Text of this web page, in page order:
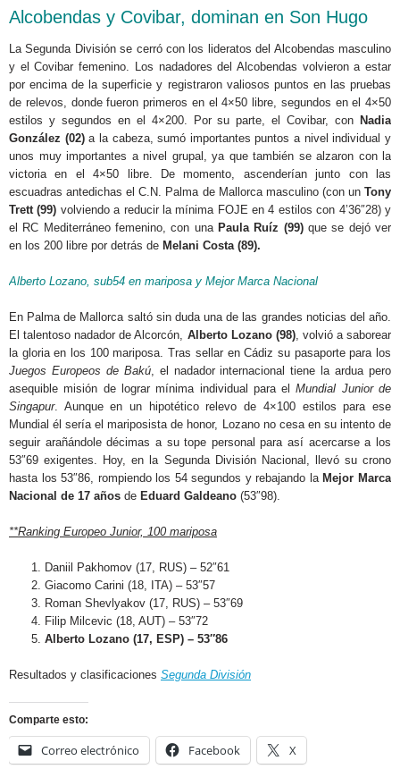
Alcobendas y Covibar, dominan en Son Hugo
La Segunda División se cerró con los lideratos del Alcobendas masculino
y el Covibar femenino. Los nadadores del Alcobendas volvieron a estar
por encima de la superficie y registraron valiosos puntos en las pruebas
de relevos, donde fueron primeros en el 4×50 libre, segundos en el 4×50
estilos y segundos en el 4×200. Por su parte, el Covibar, con Nadia
González (02)a la cabeza, sumó importantes puntos a nivel individual y
unos muy importantes a nivel grupal, ya que también se alzaron con la
victoria en el 4×50 libre. De momento, ascenderían junto con las
escuadras antedichas el C.N. Palma de Mallorca masculino (con un Tony
Trett (99) volviendo a reducir la mínima FOJE en 4 estilos con 4’36″28) y
el RC Mediterráneo femenino, con unaPaula Ruíz (99)que se dejó ver
en los 200 libre por detrás de Melani Costa (89).
Alberto Lozano, sub54 en mariposa y Mejor Marca Nacional
En Palma de Mallorca saltó sin duda una de las grandes noticias del año.
El talentoso nadador de Alcorcón, Alberto Lozano (98), volvió a saborear
la gloria en los 100 mariposa. Tras sellar en Cádiz su pasaporte para los
Juegos Europeos de Bakú, el nadador internacional tiene la ardua pero
asequible misión de lograr mínima individual para elMundial Junior de
Singapur. Aunque en un hipotético relevo de 4×100 estilos para ese
Mundial él sería el mariposista de honor, Lozano no cesa en su intento de
seguir arañándole décimas a su tope personal para así acercarse a los
53″69 exigentes. Hoy, en la Segunda División Nacional, llevó su crono
hasta los 53″86, rompiendo los 54 segundos y rebajando la Mejor Marca
Nacional de 17 años de Eduard Galdeano (53″98).
**Ranking Europeo Junior, 100 mariposa
Daniil Pakhomov (17, RUS) – 52″61
Giacomo Carini (18, ITA) – 53″57
Roman Shevlyakov (17, RUS) – 53″69
Filip Milcevic (18, AUT) – 53″72
Alberto Lozano (17, ESP) – 53″86
Resultados y clasificaciones Segunda División
Comparte esto:
Correo electrónico Facebook X